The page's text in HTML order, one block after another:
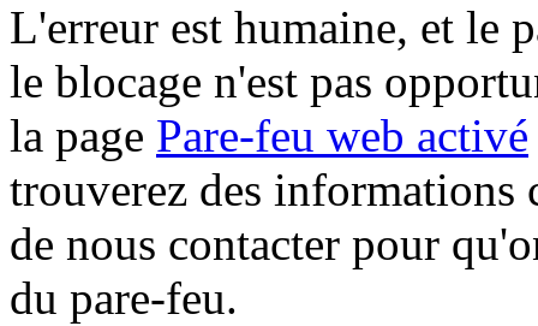
L'erreur est humaine, et le
le blocage n'est pas
la page Pare-feu web activé
trouverez des informations
de nous contacter pour
du pare-feu.